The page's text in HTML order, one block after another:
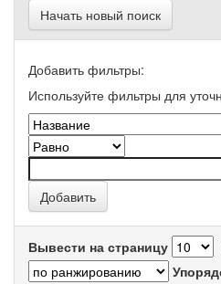
Начать новый поиск
Добавить фильтры:
Используйте фильтры для
Вывести на страницу